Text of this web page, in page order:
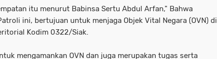
itu menurut Babinsa Sertu Abdul Arfan," Bahwa
ini, bertujuan untuk menjaga Objek Vital Negara (OVN) di
Kodim 0322/Siak.
mengamankan OVN dan juga merupakan tugas serta